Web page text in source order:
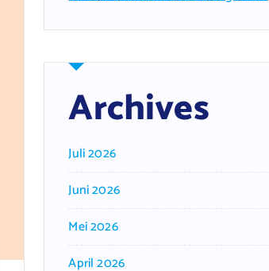
Archives
Juli 2026
Juni 2026
Mei 2026
April 2026